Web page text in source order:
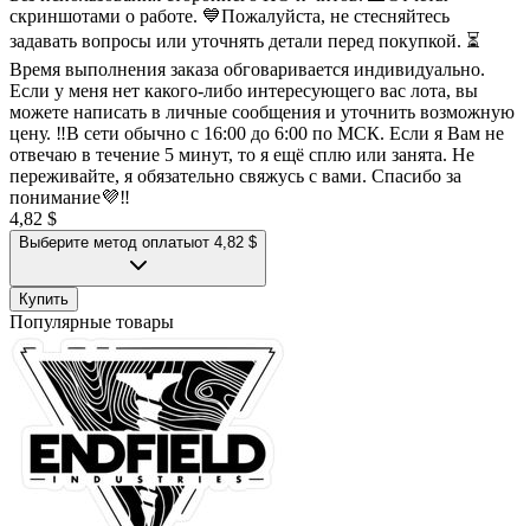
скриншотами о работе. 💙Пожалуйста, не стесняйтесь
задавать вопросы или уточнять детали перед покупкой. ⏳
Время выполнения заказа обговаривается индивидуально.
Если у меня нет какого-либо интересующего вас лота, вы
можете написать в личные сообщения и уточнить возможную
цену. ‼️В сети обычно с 16:00 до 6:00 по МСК. Если я Вам не
отвечаю в течение 5 минут, то я ещё сплю или занята. Не
переживайте, я обязательно свяжусь с вами. Спасибо за
понимание💜‼️
4,82 $
Выберите метод оплатыот 4,82 $
Купить
Популярные товары